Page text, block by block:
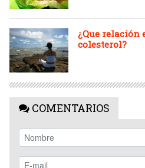
¿Que relación
colesterol?
COMENTARIOS